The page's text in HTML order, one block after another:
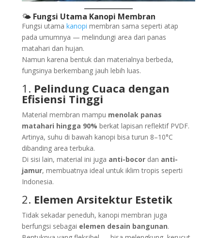
🌤️ Fungsi Utama Kanopi Membran
Fungsi utama kanopi membran sama seperti atap
pada umumnya — melindungi area dari panas
matahari dan hujan.
Namun karena bentuk dan materialnya berbeda,
fungsinya berkembang jauh lebih luas.
1. Pelindung Cuaca dengan
Efisiensi Tinggi
Material membran mampu menolak panas
matahari hingga 90% berkat lapisan reflektif PVDF.
Artinya, suhu di bawah kanopi bisa turun 8–10°C
dibanding area terbuka.
Di sisi lain, material ini juga anti-bocordan anti-
jamur, membuatnya ideal untuk iklim tropis seperti
Indonesia.
2. Elemen Arsitektur Estetik
Tidak sekadar peneduh, kanopi membran juga
berfungsi sebagai elemen desain bangunan.